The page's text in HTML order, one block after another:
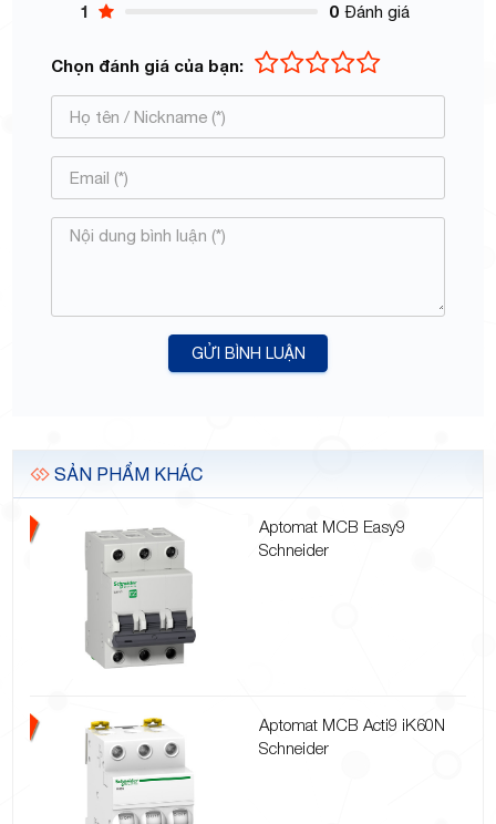
1 0 Đánh giá
Chọn đánh giá của bạn:
GỬI BÌNH LUẬN
SẢN PHẨM KHÁC
Aptomat MCB Easy9
Schneider
Aptomat MCB Acti9 iK60N
Schneider